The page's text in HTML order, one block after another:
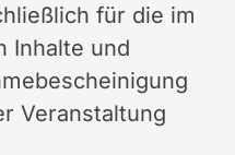
für die im
Inhalte und
Veranstaltung